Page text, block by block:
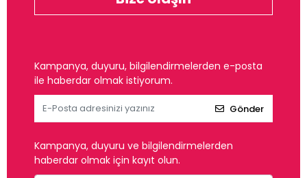
Kampanya, duyuru, bilgilendirmelerden e-posta
ile haberdar olmak istiyorum.
Gönder
Kampanya, duyuru ve bilgilendirmelerden
haberdar olmak için kayıt olun.